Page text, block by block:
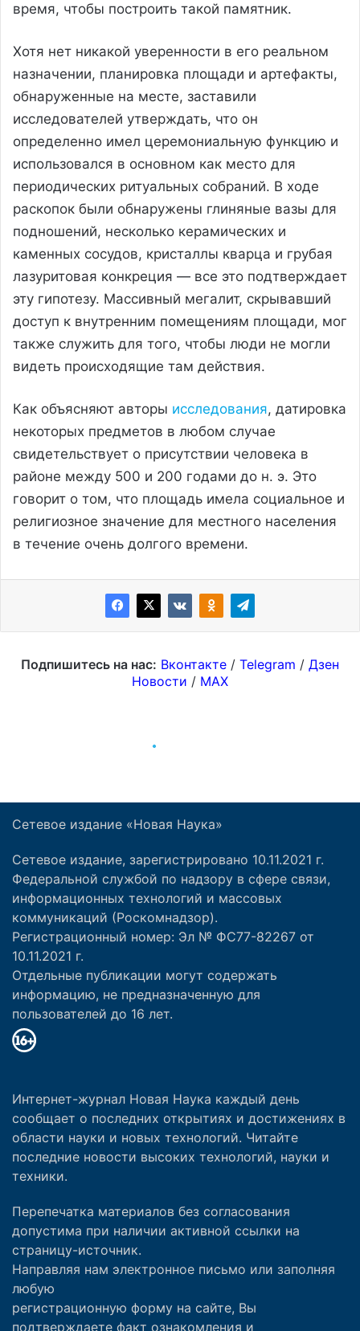
Сетевое издание «Новая Наука»
Сетевое издание, зарегистрировано 10.11.2021 г.
Федеральной службой по надзору в сфере связи,
информационных технологий и массовых
коммуникаций (Роскомнадзор).
Регистрационный номер: Эл № ФС77-82267 от
10.11.2021 г.
Отдельные публикации могут содержать
информацию, не предназначенную для
пользователей до 16 лет.
Интернет-журнал Новая Наука каждый день
сообщает о последних открытиях и достижениях в
области науки и новых технологий. Читайте
последние новости высоких технологий, науки и
техники.
Перепечатка материалов без согласования
допустима при наличии активной ссылки на
страницу-источник.
Направляя нам электронное письмо или заполняя
любую
регистрационную форму на сайте, Вы
подтверждаете факт ознакомления и